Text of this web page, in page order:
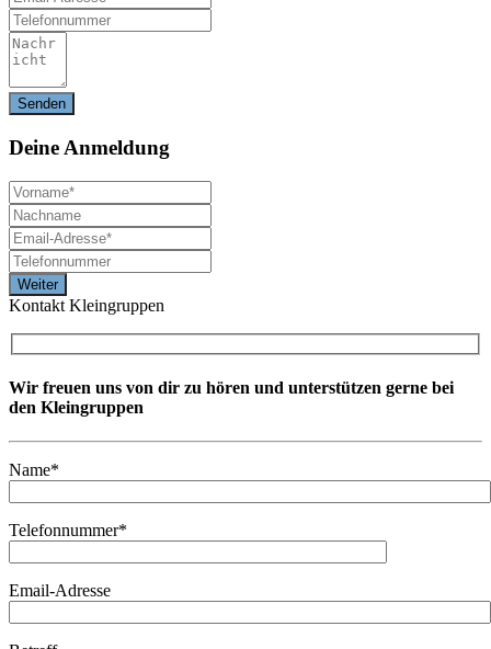
Deine Anmeldung
Kontakt Kleingruppen
Wir freuen uns von dir zu hören und unterstützen gerne bei
den Kleingruppen
Name*
Telefonnummer*
Email-Adresse